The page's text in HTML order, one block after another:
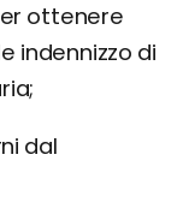
ottenere
indennizzo di
dal